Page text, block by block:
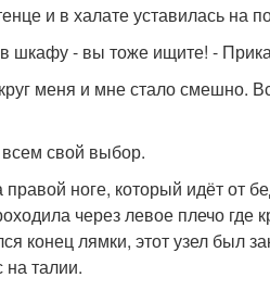
и в халате уставилась на
шкафу - вы тоже ищите! -
меня и мне стало смешно.
свой выбор.
ноге, который идёт от
через левое плечо где
конец лямки, этот узел был
на талии.